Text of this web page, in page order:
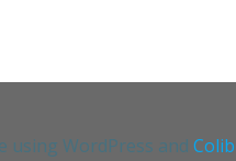
using WordPress and